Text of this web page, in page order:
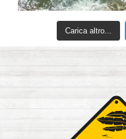
Carica altro...